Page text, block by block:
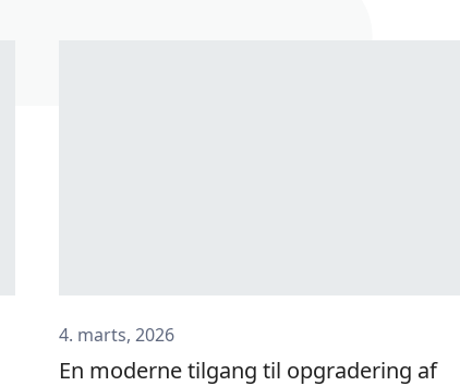
4. marts, 2026
En moderne tilgang til opgradering af